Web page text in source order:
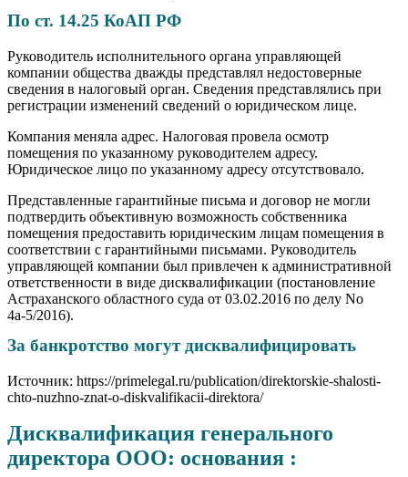
По ст. 14.25 КоАП РФ
Руководитель исполнительного органа управляющей
компании общества дважды представлял недостоверные
сведения в налоговый орган. Сведения представлялись при
регистрации изменений сведений о юридическом лице.
Компания меняла адрес. Налоговая провела осмотр
помещения по указанному руководителем адресу.
Юридическое лицо по указанному адресу отсутствовало.
Представленные гарантийные письма и договор не могли
подтвердить объективную возможность собственника
помещения предоставить юридическим лицам помещения в
соответствии с гарантийными письмами. Руководитель
управляющей компании был привлечен к административной
ответственности в виде дисквалификации (постановление
Астраханского областного суда от 03.02.2016 по делу No
4а-5/2016).
За банкротство могут дисквалифицировать
Источник: https://primelegal.ru/publication/direktorskie-shalosti-
chto-nuzhno-znat-o-diskvalifikacii-direktora/
Дисквалификация генерального
директора ООО: основания :